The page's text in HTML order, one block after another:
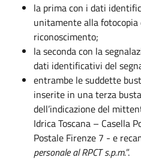
la prima con i dati
unitamente alla fotocopia
riconoscimento;
la seconda con la
dati identificativi del
entrambe le suddette
inserite in una terza
dell’indicazione del
Idrica Toscana – Casella
Postale Firenze 7 - e
personale al RPCT s.p.m.”.